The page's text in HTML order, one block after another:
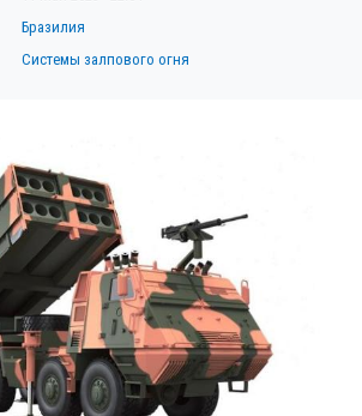
Бразилия
Системы залпового огня